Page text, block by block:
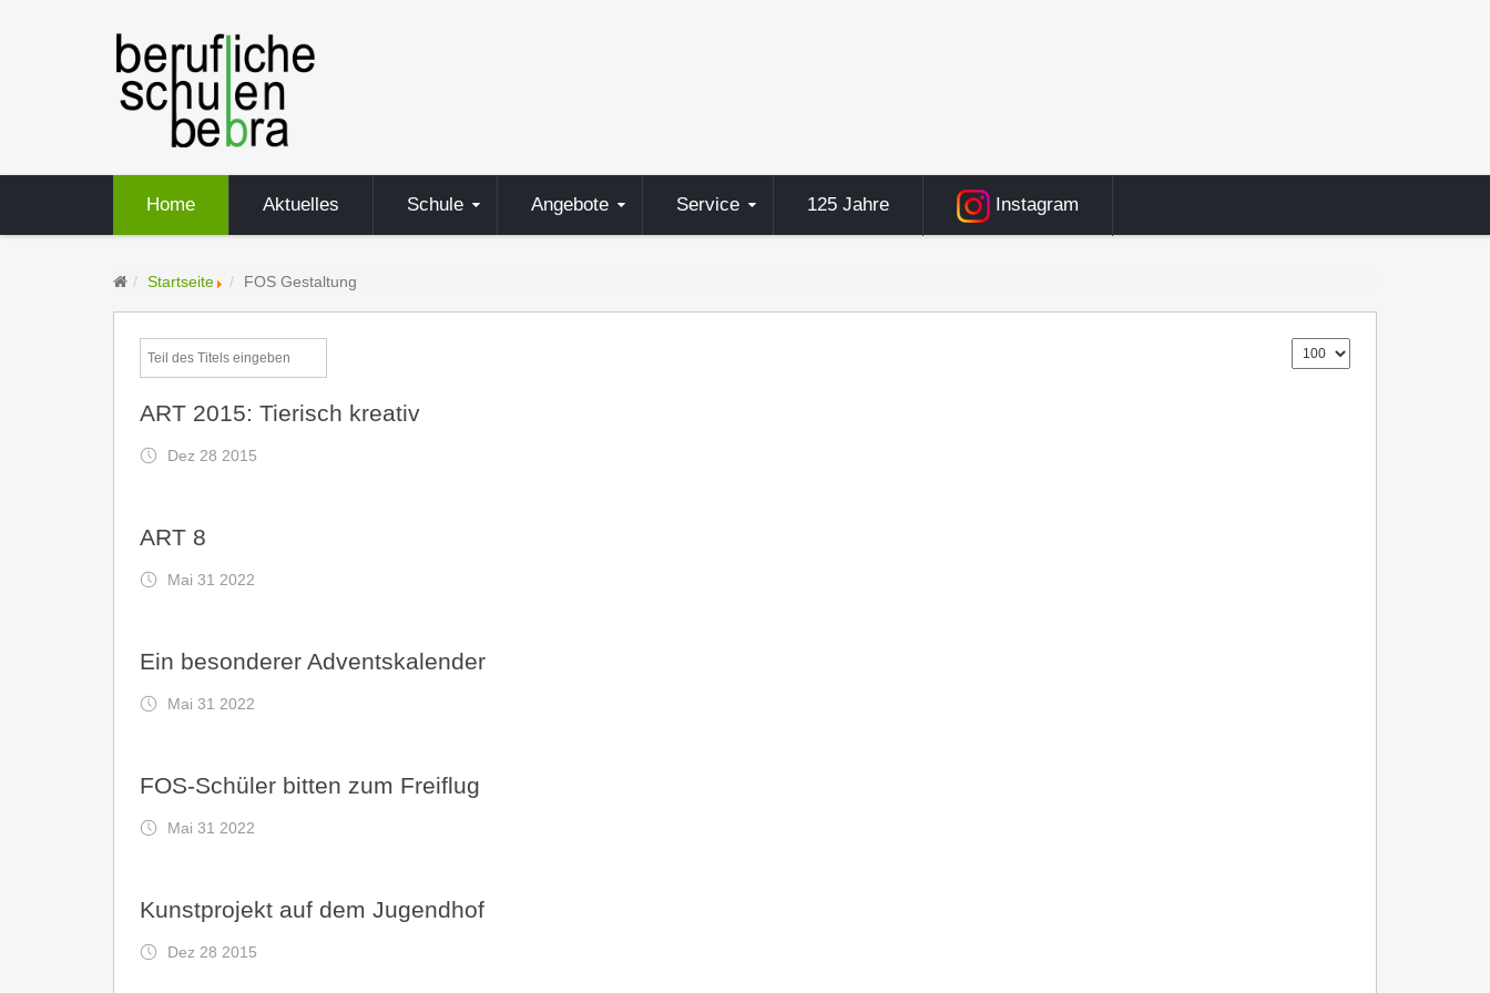
Home Aktuelles Schule Angebote Service 125 Jahre Instagram
Startseite FOS Gestaltung
ART 2015: Tierisch kreativ
Dez 28 2015
ART 8
Mai 31 2022
Ein besonderer Adventskalender
Mai 31 2022
FOS-Schüler bitten zum Freiflug
Mai 31 2022
Kunstprojekt auf dem Jugendhof
Dez 28 2015